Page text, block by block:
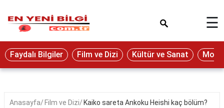
Eğitim
Ekonomi
Seyahat
☰
Faydalı Bilgiler Film ve Dizi Kültür ve Sanat
Anasayfa Film ve Dizi Kaiko sareta Ankoku Heishi kaç bölüm?